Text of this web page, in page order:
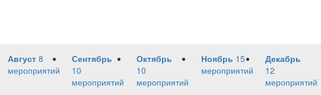
Август 8
мероприятий
Сентябрь
10
мероприятий
Октябрь
10
мероприятий
Ноябрь 15
мероприятий
Декабрь
12
мероприятий